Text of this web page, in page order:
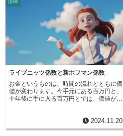
るため、ケースバイケースで大きく変動し
場合が多く、比較的少ない保険料で大きな
安心を得られる点が魅力です。家計への負
担も少なく、大きな安心感が得られるた
め、ぜひ加入を検討することをお勧めしま
す。特約の内容や保険料は、保険会社や保
険の種類によって異なるため、自分に合っ
た内容を選ぶことが大切です。 例えば、
家族全員が補償対象となるか、賠償金額の
上限額はいくらか、示談交渉サービスは付
いているかなど、様々な点を確認する必要
があります。 示談交渉サービスが付帯さ
れている場合は、専門家のサポートを受け
ることができるため、事故発生時の対応に
や加入方法などを知ることができます。
れることになりかねません。無保険車傷害
保険は、このような状況から、あなたとあ
なたの家族を守るための重要な役割を担い
ます。無保険車傷害保険とは、交通事故の
被害者になった際、加害者側が十分な対人
賠償責任保険に加入していない場合に備え
る保険です。具体的には、加害車両が無保
険車であった場合や、加害者側の保険金額
が被害者の損害額を下回る場合に、この保
険が適用されます。つまり、相手側の保険
死亡または後遺障害を負った際に、保険金
を受け取ることができるのです。交通事故
による死傷は、身体的な苦痛だけでなく、
はもちろんのこと、収入の減少や介護費用
など、長期にわたる経済的負担は想像以上
に大きくなります。加害者側に十分な賠償
ライプニッツ係数と新ホフマン係数
お金というものは、時間の流れとともに価
値が変わります。今手元にある百万円と、
十年後に手に入る百万円とでは、価値が違
後には百万円以上の価値になる可能性があ
るからです。将来もらえるお金を、今の価
2024.11.20